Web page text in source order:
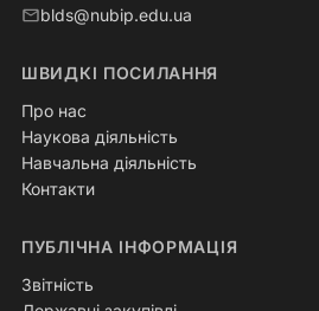
blds@nubip.edu.ua
ШВИДКІ ПОСИЛАННЯ
Про нас
Наукова діяльність
Навчальна діяльність
Контакти
ПУБЛІЧНА ІНФОРМАЦІЯ
Звітність